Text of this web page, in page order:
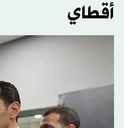
أقطاي